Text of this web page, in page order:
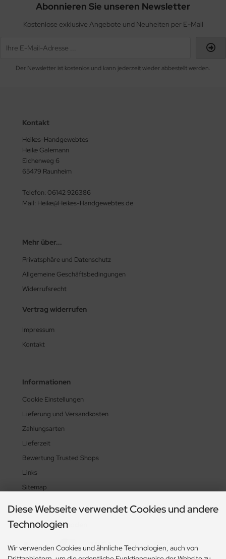
Abonnieren Sie unseren Newsletter
Kostenlose exklusive Angebote und Neuheiten per E-Mail
Der Newsletter ist kostenlos und kann jederzeit wieder abbestellt werden.
Kontakt
Heikes-Handgewebtes
Heike Galemann
Eichenweg 6
65479 Raunheim
Telefon: 06142 926386
Mail: Heike@Heikes-Handgewebtes.de
Mehr über...
Privatsphäre und Datenschutz
Allgemeine Geschäftsbedingungen
Widerrufsrecht
Vertrag widerrufen
Impressum
Kontakt
Informationen
Cookie Einstellungen
Lieferung und Versandkosten
Zahlungsarten
Lieferzeit
Bewertung Trusted Shops
Links
Sitemap
Zahlungsmethoden
Diese Webseite verwendet Cookies und andere
Technologien
Wir verwenden Cookies und ähnliche Technologien, auch von